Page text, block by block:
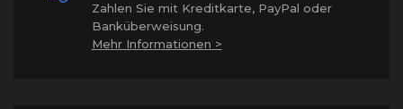
Zahlen Sie mit Kreditkarte, PayPal oder
Banküberweisung.
Mehr Informationen >